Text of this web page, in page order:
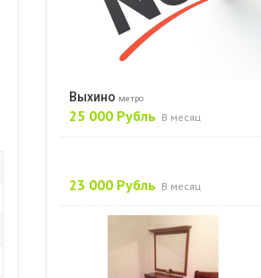
Выхино метро
25 000 Рубль В месяц
23 000 Рубль В месяц